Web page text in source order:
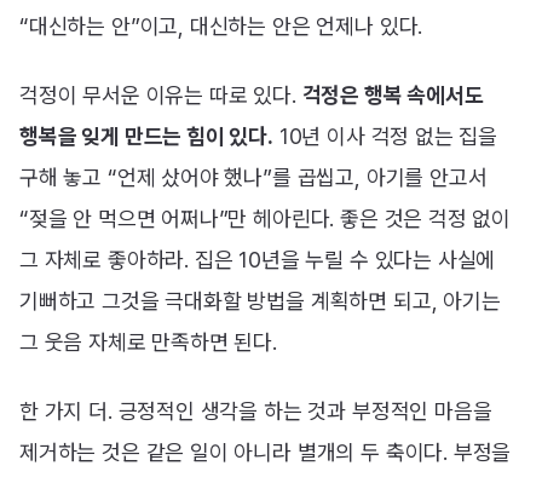
“대신하는 안”이고, 대신하는 안은 언제나 있다.
걱정이 무서운 이유는 따로 있다. 걱정은 행복 속에서도
행복을 잊게 만드는 힘이 있다. 10년 이사 걱정 없는 집을
구해 놓고 “언제 샀어야 했나”를 곱씹고, 아기를 안고서
“젖을 안 먹으면 어쩌나”만 헤아린다. 좋은 것은 걱정 없이
그 자체로 좋아하라. 집은 10년을 누릴 수 있다는 사실에
기뻐하고 그것을 극대화할 방법을 계획하면 되고, 아기는
그 웃음 자체로 만족하면 된다.
한 가지 더. 긍정적인 생각을 하는 것과 부정적인 마음을
제거하는 것은 같은 일이 아니라 별개의 두 축이다. 부정을